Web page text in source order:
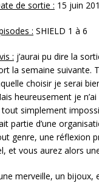
de sortie : 15 juin
: SHIELD 1 à 6
: j’aurai pu dire la
la semaine suivante.
choisir je serai
heureusement je
tout simplement
partie d’une
genre, une réflexion
et vous aurez alors
merveille, un